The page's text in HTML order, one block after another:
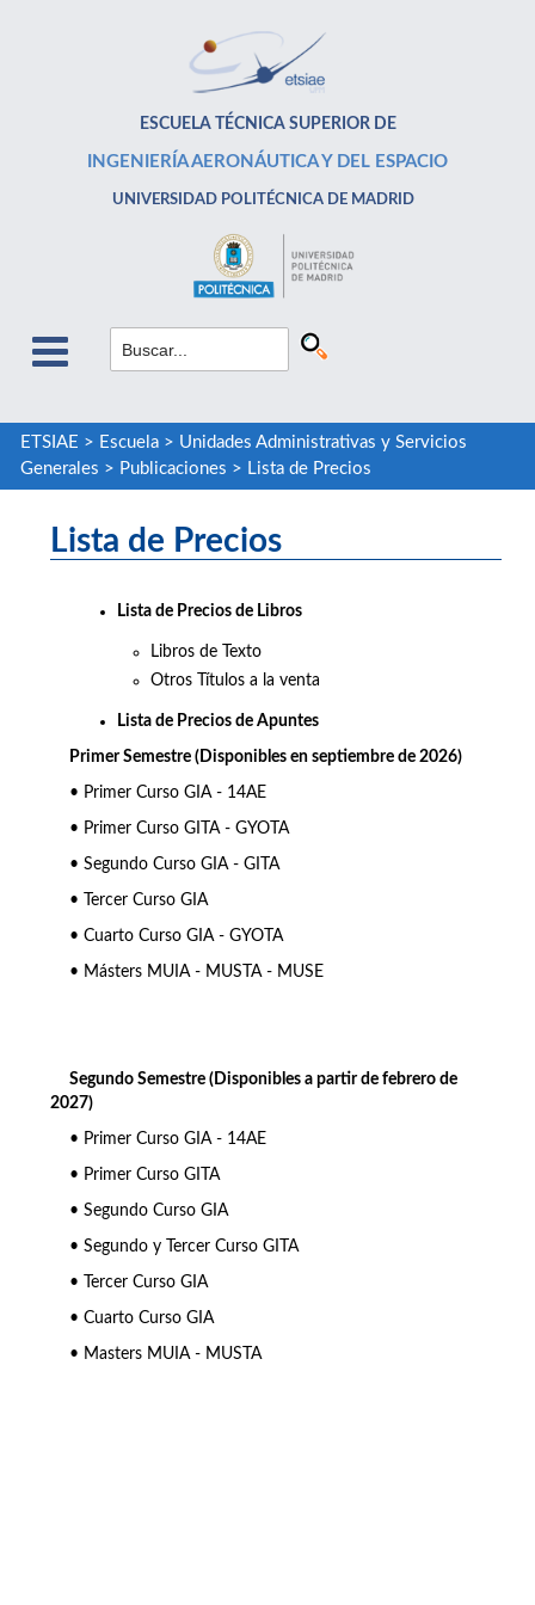
ESCUELA TÉCNICA SUPERIOR DE
INGENIERÍA AERONÁUTICA Y DEL ESPACIO
UNIVERSIDAD POLITÉCNICA DE MADRID
ETSIAE > Escuela> Unidades Administrativas y Servicios
Generales > Publicaciones > Lista de Precios
Lista de Precios
Lista de Precios de Libros
Libros de Texto
Otros Títulos a la venta
Lista de Precios de Apuntes
Primer Semestre (Disponibles en septiembre de 2026)
• Primer Curso GIA - 14AE
• Primer Curso GITA - GYOTA
• Segundo Curso GIA - GITA
• Tercer Curso GIA
• Cuarto Curso GIA - GYOTA
• Másters MUIA - MUSTA - MUSE
Segundo Semestre (Disponibles a partir de febrero de
2027)
• Primer Curso GIA - 14AE
• Primer Curso GITA
• Segundo Curso GIA
• Segundo y Tercer Curso GITA
• Tercer Curso GIA
• Cuarto Curso GIA
• Masters MUIA - MUSTA